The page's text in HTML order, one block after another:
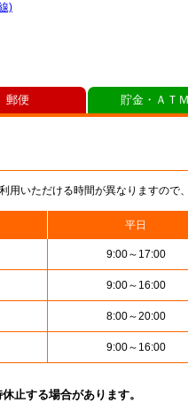
)
用いただける時間が異なりますので
平日
9:00～17:00
9:00～16:00
8:00～20:00
9:00～16:00
止する場合があります。
郵便 貯金・ＡＴ